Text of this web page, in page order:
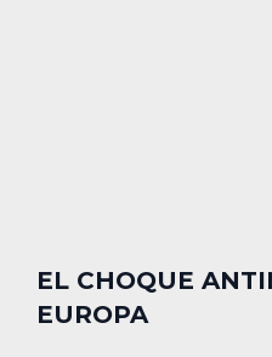
EL CHOQUE
EUROPA